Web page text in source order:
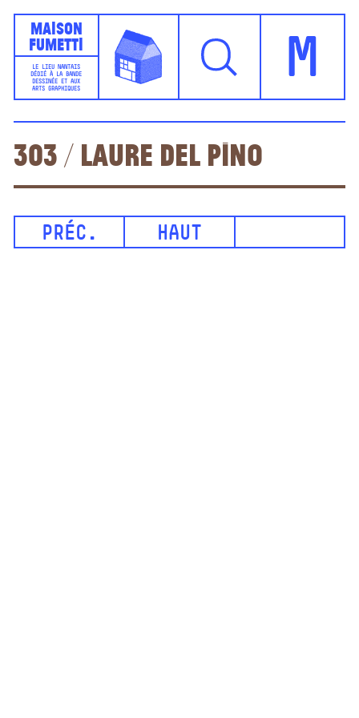
Maison
Fumetti
LE LIEU NANTAIS
DÉDIÉ À LA BANDE
DESSINÉE ET AUX
ARTS GRAPHIQUES
M
303 / Laure Del Pino
PRÉC. HAUT